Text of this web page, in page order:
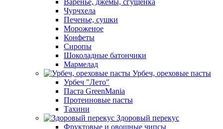
Варенье, джемы, сгущенка
Чурчхела
Печенье, сушки
Мороженое
Конфеты
Сиропы
Шоколадные батончики
Мармелад
Урбеч, ореховые пасты
Урбеч "Лето"
Паста GreenMania
Протеиновые пасты
Тахини
Здоровый перекус
Фруктовые и овощные чипсы